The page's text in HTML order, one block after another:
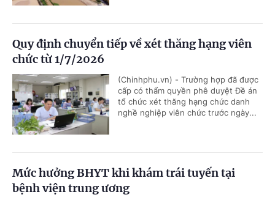
Quy định chuyển tiếp về xét thăng hạng viên
chức từ 1/7/2026
(Chinhphu.vn) - Trường hợp đã được
cấp có thẩm quyền phê duyệt Đề án
tổ chức xét thăng hạng chức danh
nghề nghiệp viên chức trước ngày...
Mức hưởng BHYT khi khám trái tuyến tại
bệnh viện trung ương